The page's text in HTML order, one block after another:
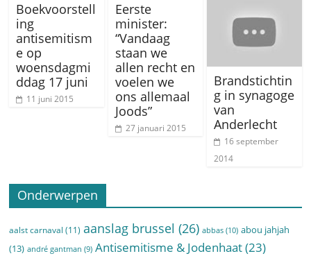
Boekvoorstell
ing
antisemitism
e op
woensdagmi
ddag 17 juni
11 juni 2015
Eerste
minister:
“Vandaag
staan we
allen recht en
voelen we
ons allemaal
Joods”
27 januari 2015
Brandstichtin
g in synagoge
van
Anderlecht
16 september
2014
Onderwerpen
aalst carnaval (11) aanslag brussel (26) abbas (10) abou jahjah
(13) andré gantman (9) Antisemitisme & Jodenhaat(23)